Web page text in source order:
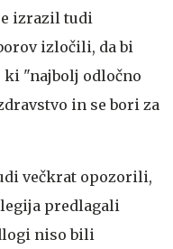
izrazil tudi
izločili, da bi
ki "najbolj odločno
in se bori za
večkrat opozorili,
predlagali
niso bili